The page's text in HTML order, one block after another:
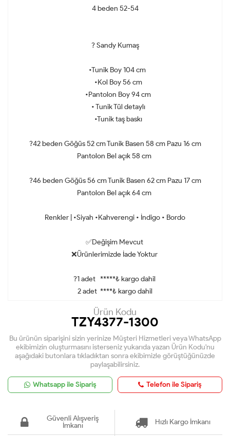
4 beden 52-54
? Sandy Kumaş
•Tunik Boy 104 cm
•Kol Boy 56 cm
•Pantolon Boy 94 cm
• Tunik Tül detaylı
•Tunik taş baskı
?42 beden Göğüs 52 cm Tunik Basen 58 cm Pazu 16 cm
Pantolon Bel açık 58 cm
?46 beden Göğüs 56 cm Tunik Basen 62 cm Pazu 17 cm
Pantolon Bel açık 64 cm
Renkler | •Siyah •Kahverengi • İndigo • Bordo
✅Değişim Mevcut
❌Ürünlerimizde İade Yoktur
?1 adet *****₺ kargo dahil
2 adet ****₺ kargo dahil
Ürün Kodu
TZY4377-1300
Bu ürünün siparişini sizin yerinize Müşteri Hizmetleri veya WhatsApp
ekibimizin oluşturmasını isterseniz yukarıda yazan Ürün Kodu'nu
aşağıdaki butonlara tıkladıktan sonra ekibimizle görüştüğünüzde
paylaşabilirsiniz.
Whatsapp ile Sipariş Telefon ile Sipariş
Güvenli Alışveriş
İmkanı
Hızlı Kargo İmkanı